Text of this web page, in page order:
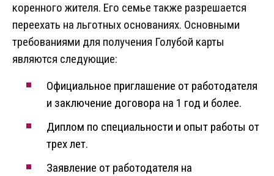
коренного жителя. Его семье также разрешается
переехать на льготных основаниях. Основными
требованиями для получения Голубой карты
являются следующие:
Официальное приглашение от работодателя
и заключение договора на 1 год и более.
Диплом по специальности и опыт работы от
трех лет.
Заявление от работодателя на